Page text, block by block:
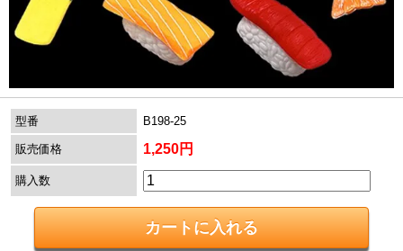
型番 B198-25
販売価格 1,250円
購入数